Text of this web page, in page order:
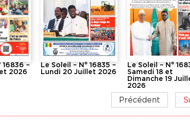
16836 –
2026
Le Soleil – N° 16835 –
Lundi 20 Juillet 2026
Le Soleil – N°
Samedi 18 et
Dimanche 19
2026
Précédent